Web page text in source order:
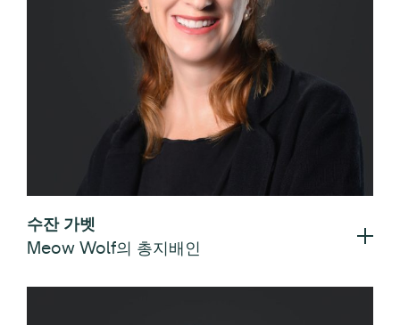
수잔 가벳
Meow Wolf의 총지배인